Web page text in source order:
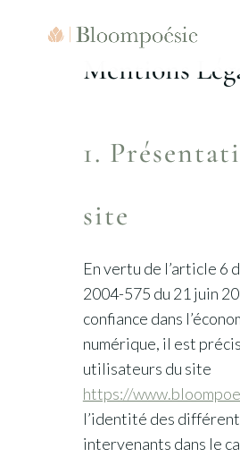
Mentions
1.
site
En vertu de l’article 6
2004-575 du 21 juin
confiance dans
numérique, il est
utilisateurs du site
https://
l’identité des
intervenants dans le